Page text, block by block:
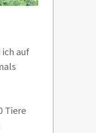
ich auf
Tiere